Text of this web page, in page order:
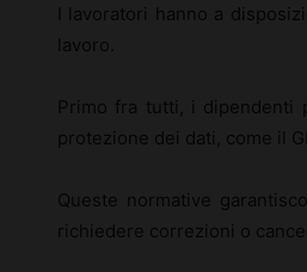
I lavoratori hanno a
lavoro.
Primo fra tutti, i dipendenti
protezione dei dati, come il
Queste normative
richiedere correzioni o